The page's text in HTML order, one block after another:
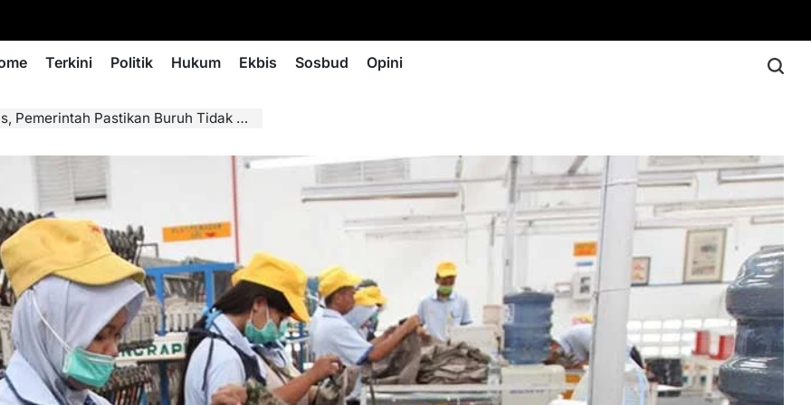
Terkini Politik Hukum Ekbis Sosbud Opini
Pastikan Buruh Tidak Menganggur